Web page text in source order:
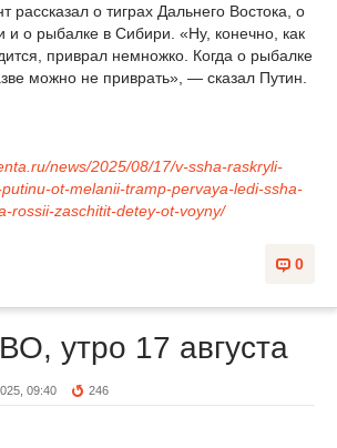
рассказал о тиграх Дальнего Востока, о
и о рыбалке в Сибири. «Ну, конечно, как
приврал немножко. Когда о рыбалке
можно не приврать», — сказал Путин.
news/2025/08/17/v-ssha-raskryli-
ot-melanii-tramp-pervaya-ledi-ssha-
rossii-zaschitit-detey-ot-voyny/
0
утро 17 августа
09:40 246